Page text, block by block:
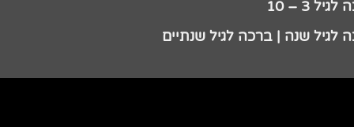
3 – 10
לגיל שנה | ברכה לגיל שנתיים